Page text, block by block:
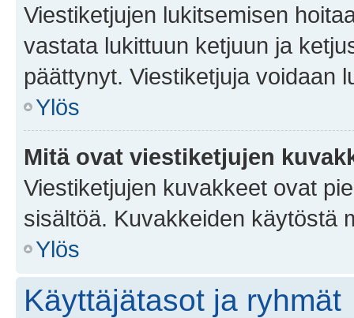
Viestiketjujen lukitsemisen
vastata lukittuun ketjuun ja
päättynyt. Viestiketjuja voidaan
Ylös
Mitä ovat viestiketjujen
Viestiketjujen kuvakkeet ovat
sisältöä. Kuvakkeiden käytöstä
Ylös
Käyttäjätasot ja ryhmät